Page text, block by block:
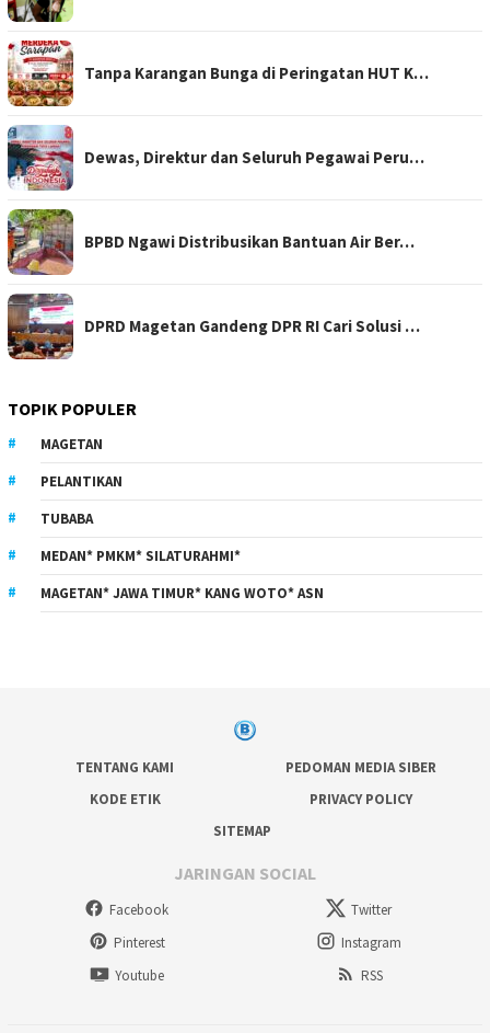
Tanpa Karangan Bunga di Peringatan HUT K…
Dewas, Direktur dan Seluruh Pegawai Peru…
BPBD Ngawi Distribusikan Bantuan Air Ber…
DPRD Magetan Gandeng DPR RI Cari Solusi …
TOPIK POPULER
MAGETAN
PELANTIKAN
TUBABA
MEDAN* PMKM* SILATURAHMI*
MAGETAN* JAWA TIMUR* KANG WOTO* ASN
TENTANG KAMI
PEDOMAN MEDIA SIBER
KODE ETIK
PRIVACY POLICY
SITEMAP
JARINGAN SOCIAL
Facebook
Twitter
Pinterest
Instagram
Youtube
RSS